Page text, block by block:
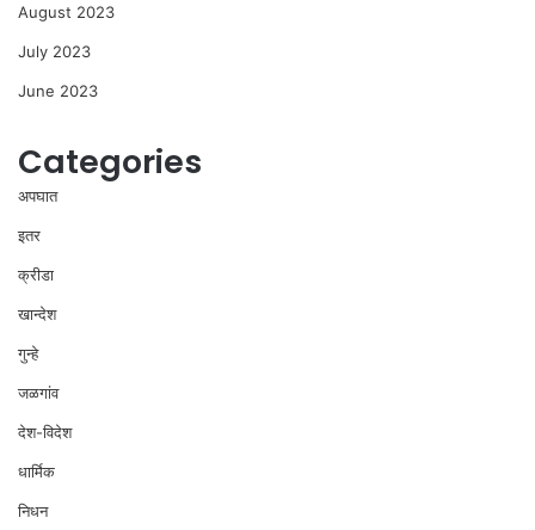
August 2023
July 2023
June 2023
Categories
अपघात
इतर
क्रीडा
खान्देश
गुन्हे
जळगांव
देश-विदेश
धार्मिक
निधन